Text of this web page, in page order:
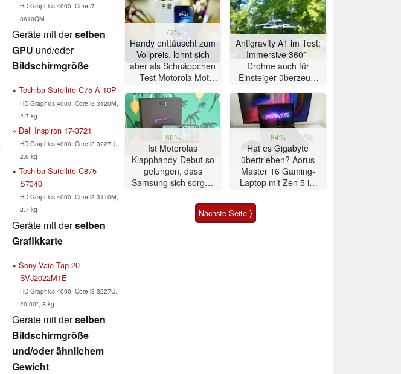
HD Graphics 4000, Core i7
3610QM
Geräte mit derselben
GPU und/oder
Bildschirmgröße
Toshiba Satellite C75-A-10P
HD Graphics 4000, Core i3 3120M,
2.7 kg
Dell Inspiron 17-3721
HD Graphics 4000, Core i3 3227U,
2.6 kg
Toshiba Satellite C875-
S7340
HD Graphics 4000, Core i3 3110M,
2.7 kg
Geräte mit derselben
Grafikkarte
Sony Vaio Tap 20-
SVJ2022M1E
HD Graphics 4000, Core i3 3227U,
20.00", 8 kg
Geräte mit derselben
Bildschirmgröße
und/oder ähnlichem
Gewicht
73%
Handy enttäuscht zum
Vollpreis, lohnt sich
aber als Schnäppchen
– Test Motorola Moto
Antigravity A1 im Test:
Immersive 360°-
Drohne auch für
Einsteiger überzeugt
86%
Ist Motorolas
Klapphandy-Debut so
gelungen, dass
Samsung sich sorgen
Smartphone im Test
84%
Hat es Gigabyte
übertrieben? Aorus
Master 16 Gaming-
Laptop mit Zen 5 im
Nächste Seite ⟩